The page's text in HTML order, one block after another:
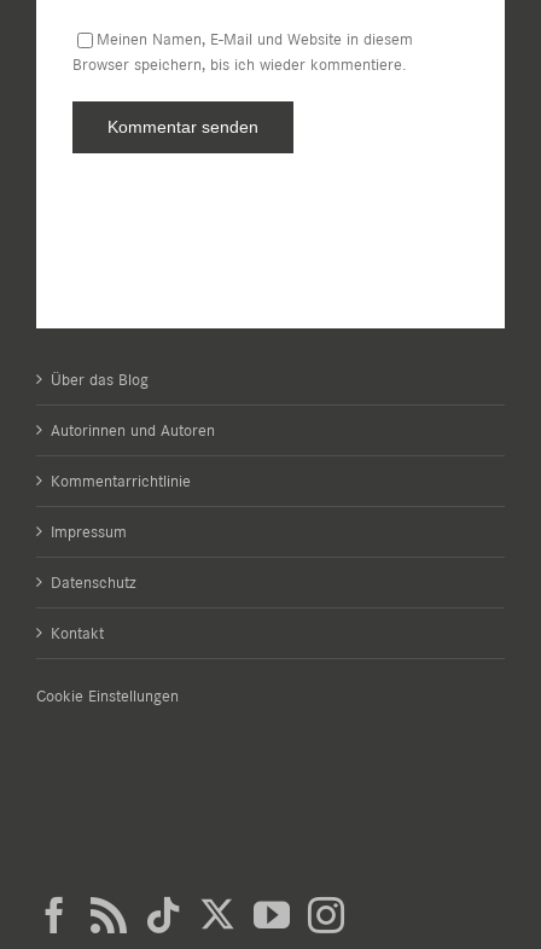
Meinen Namen, E-Mail und Website in diesem
Browser speichern, bis ich wieder kommentiere.
Über das Blog
Autorinnen und Autoren
Kommentarrichtlinie
Impressum
Datenschutz
Kontakt
Cookie Einstellungen